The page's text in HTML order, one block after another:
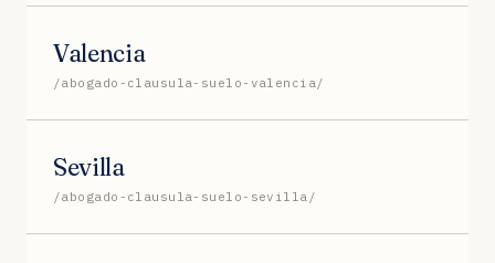
Valencia
/abogado-clausula-suelo-valencia/
Sevilla
/abogado-clausula-suelo-sevilla/